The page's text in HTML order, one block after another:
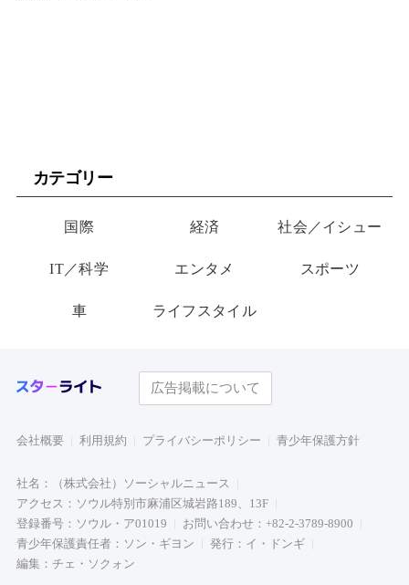
カテゴリー
国際 経済 社会／イシュー
IT／科学 エンタメ スポーツ
車 ライフスタイル
広告掲載について
会社概要 利用規約 プライバシーポリシー 青少年保護方針
社名：（株式会社）ソーシャルニュース
アクセス：ソウル特別市麻浦区城岩路189、13F
登録番号：ソウル・ア01019
お問い合わせ：+82-2-3789-8900
青少年保護責任者：ソン・ギヨン
発行：イ・ドンギ
編集：チェ・ソクォン